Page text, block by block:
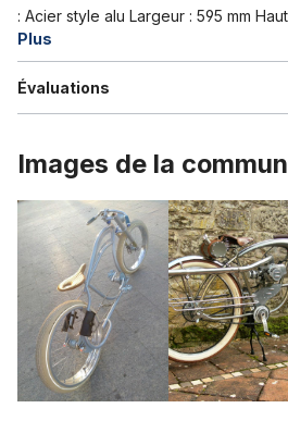
: Acier style alu Largeur : 595 mm
Plus
Évaluations
Images de la